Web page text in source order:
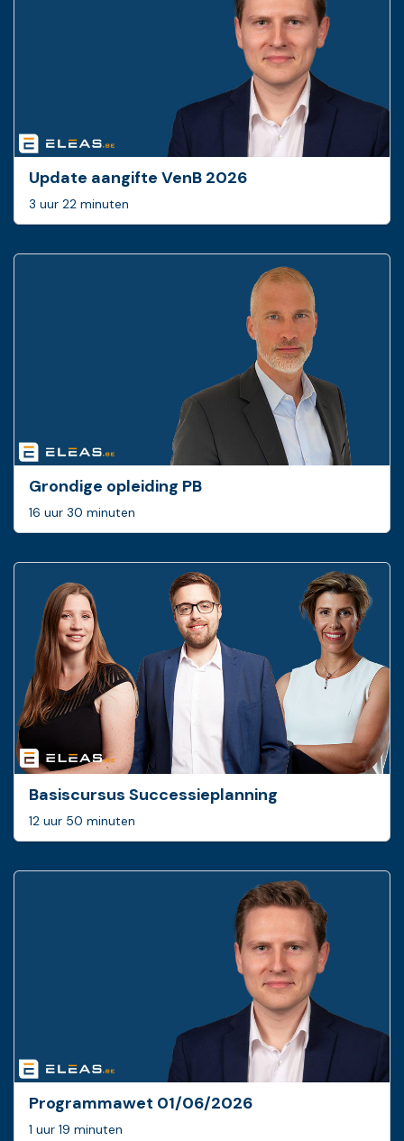
Update aangifte VenB 2026
3 uur 22 minuten
Grondige opleiding PB
16 uur 30 minuten
Basis­cursus Successie­planning
12 uur 50 minuten
Programmawet 01/06/2026
1 uur 19 minuten